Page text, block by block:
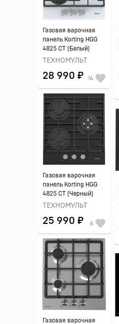
Газовая варочная
панель Korting HGG
4825 CT (Белый)
ТЕХНОМУЛЬТ
28 990 ₽ 14
Газовая варочная
панель Korting HGG
4825 CT (Черный)
ТЕХНОМУЛЬТ
25 990 ₽ 6
Газовая варочная